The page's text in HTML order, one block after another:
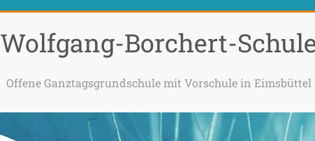
Wolfgang-Borchert-
Offene Ganztagsgrundschule mit Vorschule in Eimsbüttel